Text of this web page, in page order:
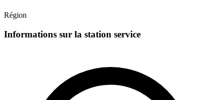
Région
Informations sur la station service